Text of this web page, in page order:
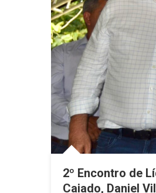
2º Encontro de
Caiado, Daniel